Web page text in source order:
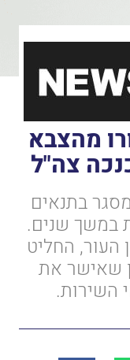
מהצבא
צה"ל
בתנאים
שנים.
העור, החליט
שאישר את
השירות.